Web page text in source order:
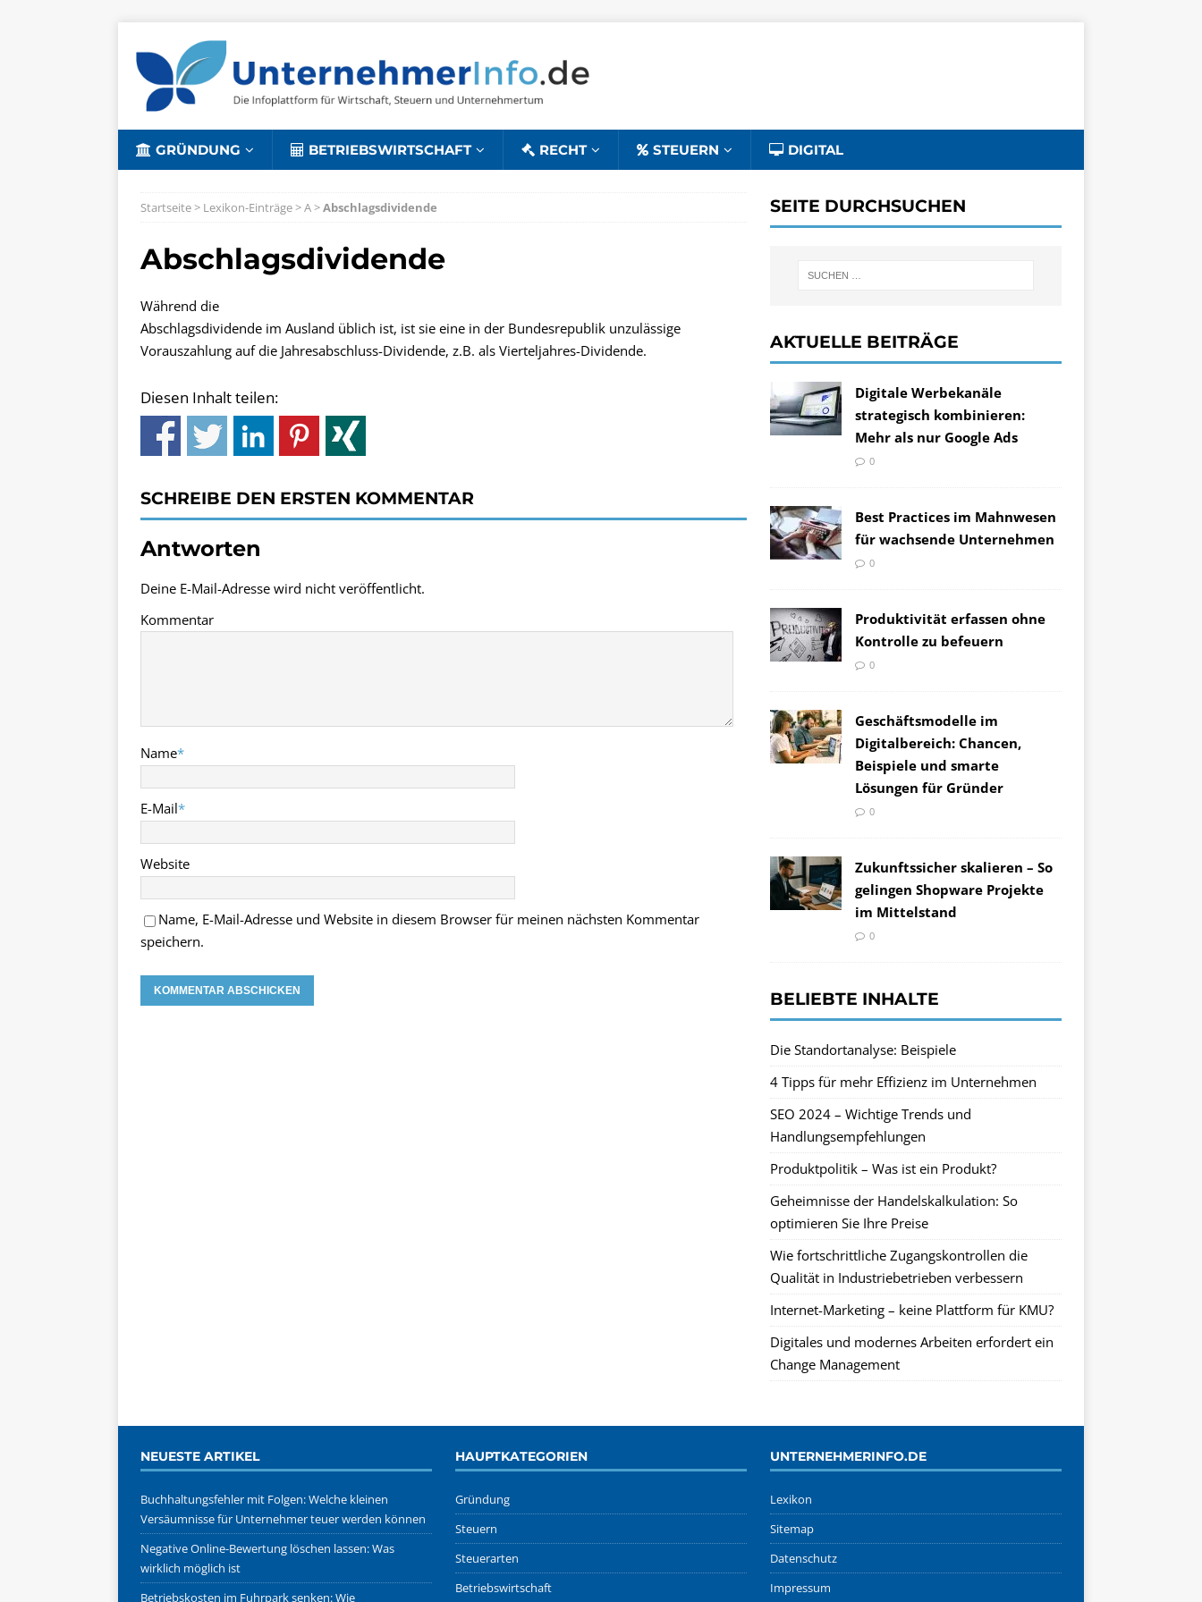
GRÜNDUNG BETRIEBSWIRTSCHAFT RECHT STEUERN DIGITAL
Startseite> Lexikon-Einträge>A>Abschlagsdividende
Abschlagsdividende
Während die
Abschlagsdividende im Ausland üblich ist, ist sie eine in der Bundesrepublik unzulässige
Vorauszahlung auf die Jahresabschluss-Dividende, z.B. als Vierteljahres-Dividende.
Diesen Inhalt teilen:
SCHREIBE DEN ERSTEN KOMMENTAR
Antworten
Deine E-Mail-Adresse wird nicht veröffentlicht.
Kommentar
Name*
E-Mail*
Website
Name, E-Mail-Adresse und Website in diesem Browser für meinen nächsten Kommentar
speichern.
SEITE DURCHSUCHEN
AKTUELLE BEITRÄGE
Digitale Werbekanäle
strategisch kombinieren:
Mehr als nur Google Ads
0
Best Practices im Mahnwesen
für wachsende Unternehmen
0
Produktivität erfassen ohne
Kontrolle zu befeuern
0
Geschäftsmodelle im
Digitalbereich: Chancen,
Beispiele und smarte
Lösungen für Gründer
0
Zukunftssicher skalieren – So
gelingen Shopware Projekte
im Mittelstand
0
BELIEBTE INHALTE
Die Standortanalyse: Beispiele
4 Tipps für mehr Effizienz im Unternehmen
SEO 2024 – Wichtige Trends und
Handlungsempfehlungen
Produktpolitik – Was ist ein Produkt?
Geheimnisse der Handelskalkulation: So
optimieren Sie Ihre Preise
Wie fortschrittliche Zugangskontrollen die
Qualität in Industriebetrieben verbessern
Internet-Marketing – keine Plattform für KMU?
Digitales und modernes Arbeiten erfordert ein
Change Management
NEUESTE ARTIKEL
Buchhaltungsfehler mit Folgen: Welche kleinen
Versäumnisse für Unternehmer teuer werden können
Negative Online-Bewertung löschen lassen: Was
wirklich möglich ist
Betriebskosten im Fuhrpark senken: Wie
HAUPTKATEGORIEN
Gründung
Steuern
Steuerarten
Betriebswirtschaft
UNTERNEHMERINFO.DE
Lexikon
Sitemap
Datenschutz
Impressum